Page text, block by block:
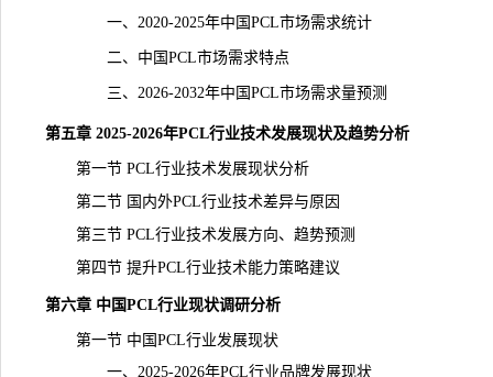
一、2020-2025年中国PCL市场需求统计
二、中国PCL市场需求特点
三、2026-2032年中国PCL市场需求量预测
第五章 2025-2026年PCL行业技术发展现状及趋势分析
第一节 PCL行业技术发展现状分析
第二节 国内外PCL行业技术差异与原因
第三节 PCL行业技术发展方向、趋势预测
第四节 提升PCL行业技术能力策略建议
第六章 中国PCL行业现状调研分析
第一节 中国PCL行业发展现状
一、2025-2026年PCL行业品牌发展现状